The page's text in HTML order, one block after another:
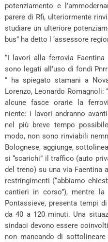
potenziamento e
parere di Rfi, ulteriormente
studiare un ulteriore
bus” ha detto l ‘assessore
“I lavori alla ferrovia
sono legati all’uso di fondi
” ha spiegato stamani a
Lorenzo, Leonardo
alcune fasce orarie la
niente: i lavori andranno
nel più breve tempo
modo, non sono rinviabili
Bolognese, aggiunge,
si “scarichi” il traffico (auto
del treno) su una via Faentina
restringimenti (“abbiamo
cantieri in corso”), mentre
Pontassieve, presenta tempi
da 40 a 120 minuti. Una
sindaci devono essere
non mancando di